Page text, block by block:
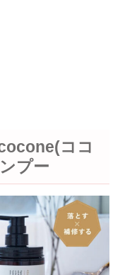
ココ
プー